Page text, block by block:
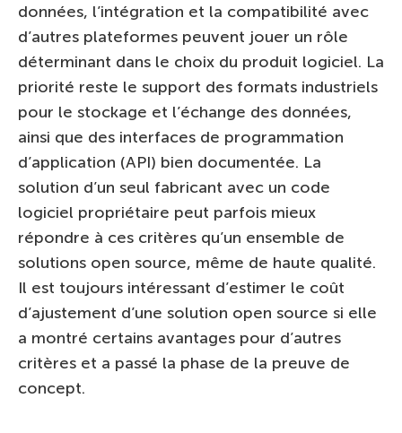
données, l’intégration et la compatibilité avec
d’autres plateformes peuvent jouer un rôle
déterminant dans le choix du produit logiciel. La
priorité reste le support des formats industriels
pour le stockage et l’échange des données,
ainsi que des interfaces de programmation
d’application (API) bien documentée. La
solution d’un seul fabricant avec un code
logiciel propriétaire peut parfois mieux
répondre à ces critères qu’un ensemble de
solutions open source, même de haute qualité.
Il est toujours intéressant d’estimer le coût
d’ajustement d’une solution open source si elle
a montré certains avantages pour d’autres
critères et a passé la phase de la preuve de
concept.